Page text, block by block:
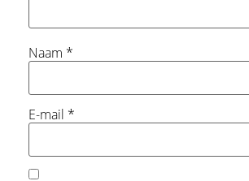
Naam *
E-mail *